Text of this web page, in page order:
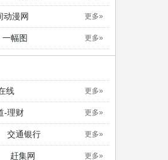
动漫网 更多»
一幅图 更多»
线 更多»
-理财 更多»
交通银行 更多»
赶集网 更多»